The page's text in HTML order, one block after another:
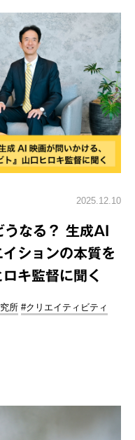
2025.12.10
うなる？ 生成AI
ションの本質を
キ監督に聞く
所 #クリエイティビティ